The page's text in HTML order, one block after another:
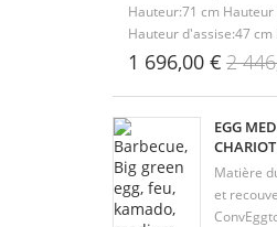
Hauteur:71 cm
Hauteur d'assise:47
cm MATÉRIAUX:
corde Coussins:tissu
1 696,00 € 2
EGG
Matière
et